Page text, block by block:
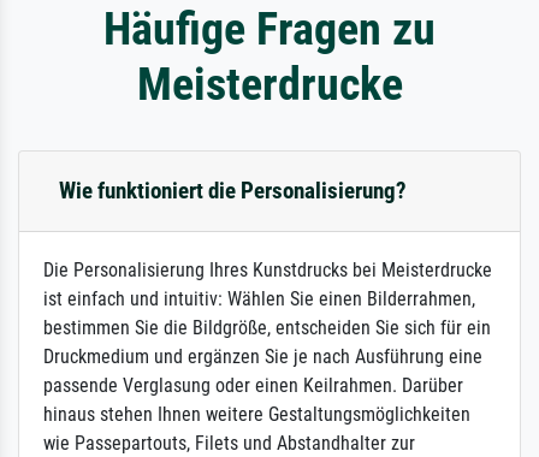
Häufige Fragen zu
Meisterdrucke
Wie funktioniert die Personalisierung?
Die Personalisierung Ihres Kunstdrucks bei Meisterdrucke
ist einfach und intuitiv: Wählen Sie einen Bilderrahmen,
bestimmen Sie die Bildgröße, entscheiden Sie sich für ein
Druckmedium und ergänzen Sie je nach Ausführung eine
passende Verglasung oder einen Keilrahmen. Darüber
hinaus stehen Ihnen weitere Gestaltungsmöglichkeiten
wie Passepartouts, Filets und Abstandhalter zur